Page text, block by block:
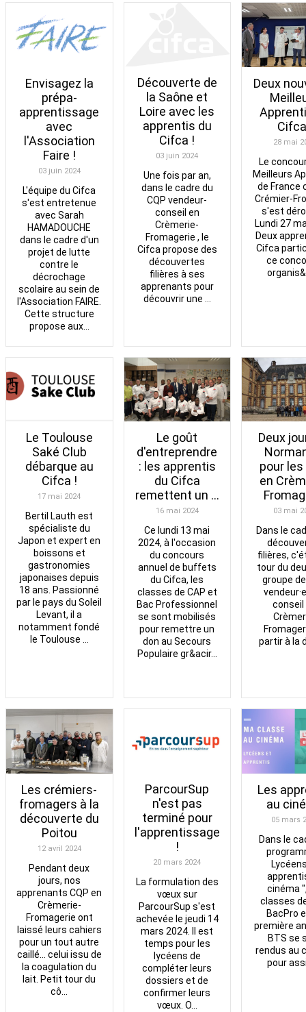
Envisagez la
prépa-
apprentissage
avec
l'Association
Faire !
03 juin 2024
L'équipe du Cifca
s'est entretenue
avec Sarah
HAMADOUCHE
dans le cadre d'un
projet de lutte
contre le
décrochage
scolaire au sein de
l'Association FAIRE.
Cette structure
propose aux...
Découverte de
la Saône et
Loire avec les
apprentis du
Cifca !
03 juin 2024
Une fois par an,
dans le cadre du
CQP vendeur-
conseil en
Crèmerie-
Fromagerie , le
Cifca propose des
découvertes
filières à ses
apprenants pour
découvrir une ...
Deux
28 mai
Le
Meilleurs
de France
Crémier-
s'est
Lundi 27
Deux
Cifca
ce
Le Toulouse
Saké Club
débarque au
Cifca !
17 mai 2024
Bertil Lauth est
spécialiste du
Japon et expert en
boissons et
gastronomies
japonaises depuis
18 ans. Passionné
par le pays du Soleil
Levant, il a
notamment fondé
le Toulouse ...
Le goût
d'entreprendre
: les apprentis
du Cifca
remettent un ...
16 mai 2024
Ce lundi 13 mai
2024, à l'occasion
du concours
annuel de buffets
du Cifca, les
classes de CAP et
Bac Professionnel
se sont mobilisés
pour remettre un
don au Secours
Populaire gr&acir...
Deux
pour les
en
03 mai
Dans le
filières,
tour du
groupe
conseil
partir à la
Les crémiers-
fromagers à la
découverte du
Poitou
12 avril 2024
Pendant deux
jours, nos
apprenants CQP en
Crèmerie-
Fromagerie ont
laissé leurs cahiers
pour un tout autre
caillé... celui issu de
la coagulation du
lait. Petit tour du
cô...
ParcourSup
n'est pas
terminé pour
l'apprentissage
!
20 mars 2024
La formulation des
vœux sur
ParcourSup s'est
achevée le jeudi 14
mars 2024. Il est
temps pour les
lycéens de
compléter leurs
dossiers et de
confirmer leurs
vœux. O...
Les
au
05 mars
Dans le
cinéma
classes
BacPro
première
BTS se
rendus au
pour